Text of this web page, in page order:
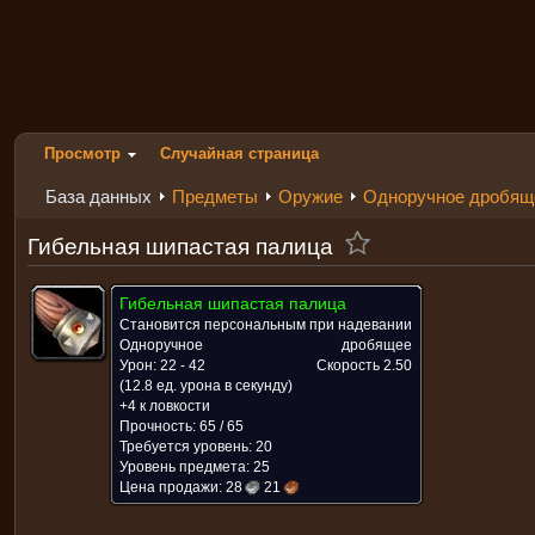
Просмотр Случайная страница
База данных Предметы Оружие Одноручное
Гибельная шипастая палица
Гибельная шипастая палица
Становится персональным при надевании
Одноручное
дробящее
Урон: 22 - 42
Скорость 2.50
(12.8 ед. урона в секунду)
+4 к ловкости
Прочность: 65 / 65
Требуется уровень: 20
Уровень предмета: 25
Цена продажи: 28 21